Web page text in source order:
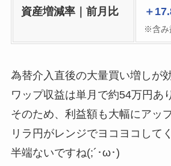
資産増減率｜前月比 ＋
※含み
為替介入直後の大量買い増しが
ワップ収益は単月で約54万円あ
そのため、利益額も大幅にアッ
リラ円がレンジでヨコヨコして
半端ないですね(;´･ω･)